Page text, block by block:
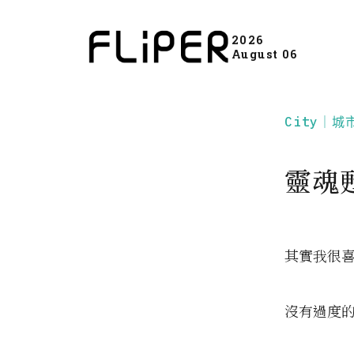
2026
August 06
City｜城
靈魂
其實我很
沒有過度